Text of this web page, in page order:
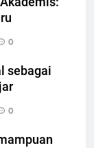
0
sebagai
0